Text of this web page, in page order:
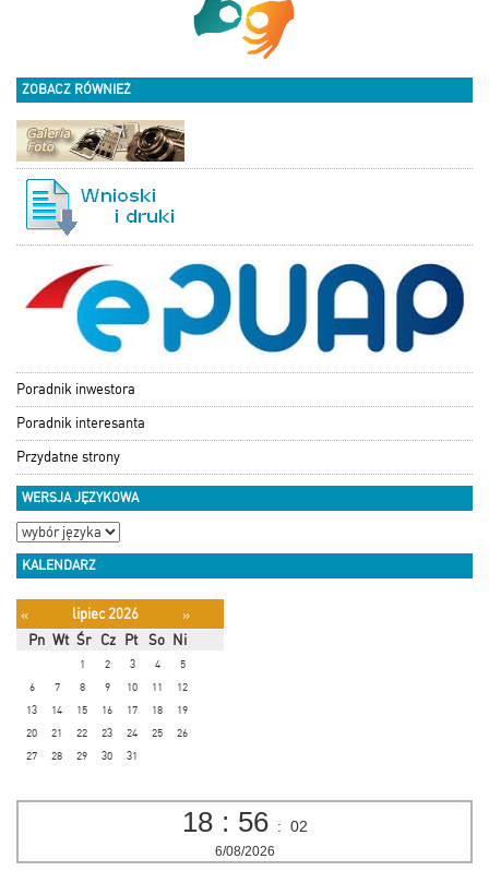
ZOBACZ RÓWNIEŻ
Poradnik inwestora
Poradnik interesanta
Przydatne strony
WERSJA JĘZYKOWA
KALENDARZ
« lipiec 2026
»
Pn Wt Śr Cz Pt So Ni
1 2 3 4
5
6
7 8 9 10 11
12
13
14 15 16 17 18
19
20
21 22 23 24 25
26
27
28 29 30 31
18 : 56 : 03
6/08/2026